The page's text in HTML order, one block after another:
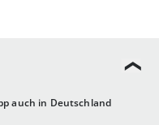
auch in Deutschland